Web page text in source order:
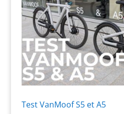
Test VanMoof S5 et A5